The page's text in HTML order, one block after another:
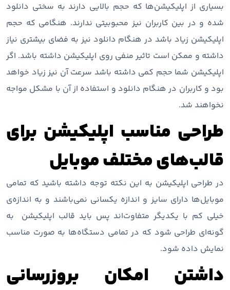
بسیاری از اپلیکیشن‌ها که حجم بالایی دارند به سختی دانلود
شده و در بین کاربران نیز محبوبیتی ندارند. هنگامی که حجم
اپلیکیشن زیاد باشد در هنگام دانلود نیز به فضای بیشتری نیاز
داشته و ممکن است تاثیر منفی روی اپلیکیشن داشته باشد. اگر
اپلیکیشن شما حجم کمی داشته باشد سرعت آن نیز زیاد خواهد
بود و کاربران در هنگام دانلود و استفاده از آن با مشکل مواجه
نخواهند شد.
طراحی مناسب اپلیکیشن برای
قالب‌های مختلف موبایل
در طراحی اپلیکیشن به این نکته توجه داشته باشید که تمامی
موبایل‌ها دارای سایز و اندازه یکسانی نمی‌باشند و به اندازه‌ی
خیلی کم با یکدیگر متفاوت‌اند پس باید قالب اپلیکیشن به
گونه‌ای طراحی شود که در تمامی دستگاه‌ها به صورت مناسب
نمایش داده شود.
داشتن امکان بروزرسانی